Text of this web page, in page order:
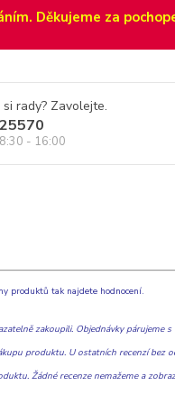
Děkujeme za pochopení.
rady? Zavolejte.
- 16:00
produktů tak najdete hodnocení.
zakoupili. Objednávky párujeme
produktu. U ostatních recenzí bez
Žádné recenze nemažeme a